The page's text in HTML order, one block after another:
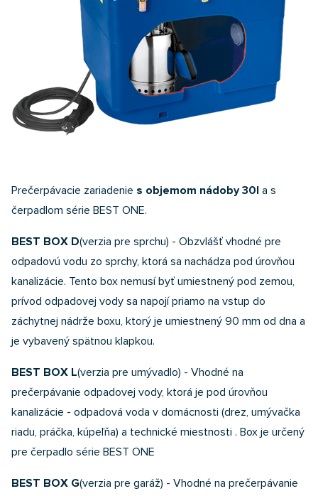
Prečerpávacie zariadenie s objemom nádoby 30l a s
čerpadlom série BEST ONE.
BEST BOX D(verzia pre sprchu) - Obzvlášť vhodné pre
odpadovú vodu zo sprchy, ktorá sa nachádza pod úrovňou
kanalizácie. Tento box nemusí byť umiestnený pod zemou,
prívod odpadovej vody sa napojí priamo na vstup do
záchytnej nádrže boxu, ktorý je umiestnený 90 mm od dna a
je vybavený spätnou klapkou.
BEST BOX L(verzia pre umývadlo) - Vhodné na
prečerpávanie odpadovej vody, ktorá je pod úrovňou
kanalizácie - odpadová voda v domácnosti (drez, umývačka
riadu, práčka, kúpeľňa) a technické miestnosti . Box je určený
pre čerpadlo série BEST ONE
BEST BOX G(verzia pre garáž) - Vhodné na prečerpávanie